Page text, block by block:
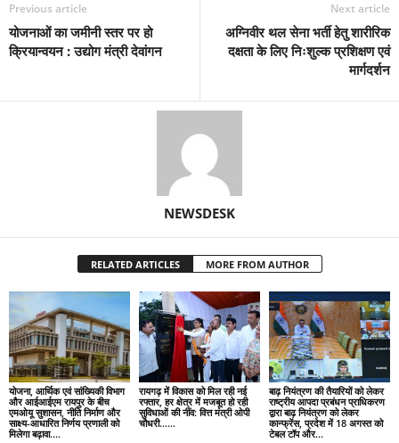
Previous article
योजनाओं का जमीनी स्तर पर हो
क्रियान्वयन : उद्योग मंत्री देवांगन
Next article
अग्निवीर थल सेना भर्ती हेतु शारीरिक
दक्षता के लिए निःशुल्क प्रशिक्षण एवं
मार्गदर्शन
NEWSDESK
RELATED ARTICLES MORE FROM AUTHOR
योजना, आर्थिक एवं सांख्यिकी विभाग
और आईआईएम रायपुर के बीच
एमओयू सुशासन, नीति निर्माण और
साक्ष्य-आधारित निर्णय प्रणाली को
मिलेगा बढ़ावा….
रायगढ़ में विकास को मिल रही नई
रफ्तार, हर क्षेत्र में मजबूत हो रही
सुविधाओं की नींव: वित्त मंत्री ओपी
चौधरी……
बाढ़ नियंत्रण की तैयारियों को लेकर
राष्ट्रीय आपदा प्रबंधन प्राधिकरण
द्वारा बाढ़ नियंत्रण को लेकर
कान्फ्रेंस, प्रदेश में 18 अगस्त को
टेबल टॉप और...